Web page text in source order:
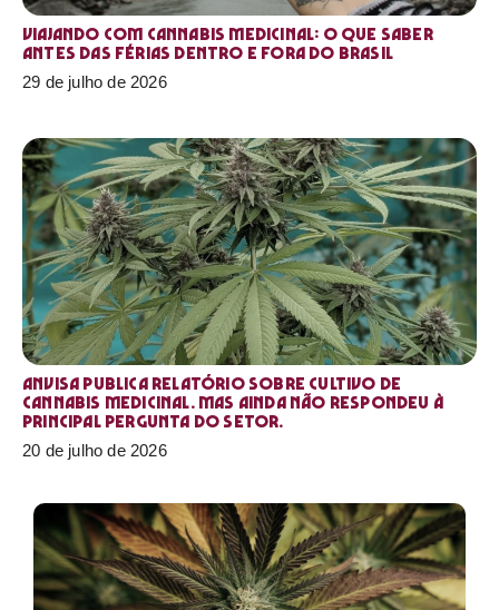
Viajando com cannabis medicinal: o que saber
antes das férias dentro e fora do Brasil
29 de julho de 2026
Anvisa publica relatório sobre cultivo de
Cannabis medicinal. Mas ainda não respondeu à
principal pergunta do setor.
20 de julho de 2026